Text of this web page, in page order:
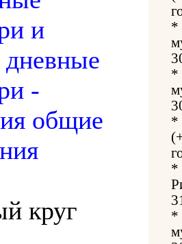
и
дневные
-
общие
круг
*
*
*
*
*